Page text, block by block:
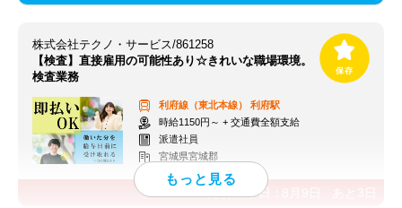
株式会社テクノ・サービス/861258
【検査】直接雇用の可能性あり☆きれいな職場環境。
検査業務
利府線（東北本線） 利府駅
時給1150円～ + 交通費全額支給
派遣社員
宮城県宮城郡
応募終了日：